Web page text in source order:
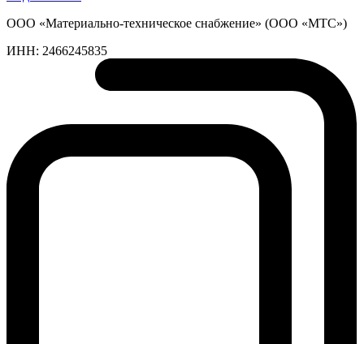
ООО «Материально-техническое снабжение» (ООО «МТС»)
ИНН: 2466245835